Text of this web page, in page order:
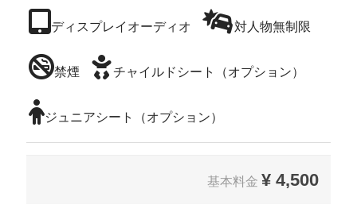
ディスプレイオーディオ 対人物無制限
禁煙 チャイルドシート（オプション）
ジュニアシート（オプション）
基本料金 ¥ 4,500